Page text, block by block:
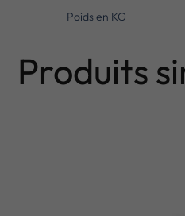
Poids en KG
Produits